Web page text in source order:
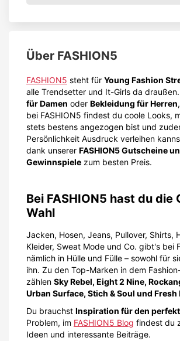
Über FASHION5
FASHION5 steht für Young Fashion
alle Trendsetter und It-Girls da
für Damen oder Bekleidung für Herren,
bei FASHION5 findest du coole Looks,
stets bestens angezogen bist und
Persönlichkeit Ausdruck verleihen
dank unserer FASHION5 Gutscheine
Gewinnspiele zum besten Preis.
Bei FASHION5 hast du die
Wahl
Jacken, Hosen, Jeans, Pullover, Shirts,
Kleider, Sweat Mode und Co. gibt's bei
nämlich in Hülle und Fülle – sowohl für
ihn. Zu den Top-Marken in dem
zählen Sky Rebel, Eight 2 Nine,
Urban Surface, Stich & Soul und Fresh
Du brauchst Inspiration für den
Problem, im FASHION5 Blog findest du
Ideen und interessante Beiträge.